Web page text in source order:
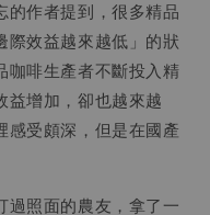
的作者提到，很多精品
際效益越來越低」的狀
咖啡生產者不斷投入精
益增加，卻也越來越
感受頗深，但是在國產
過照面的農友，拿了一